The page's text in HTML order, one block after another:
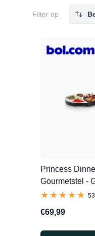
Filter op
Princess
Gourmetstel -
★★★★★
★★★★★
€69,99